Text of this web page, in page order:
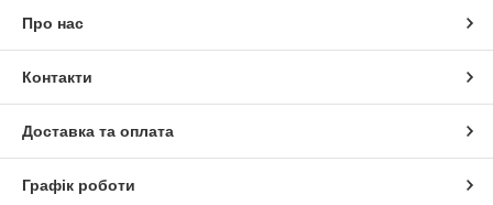
Про нас
Контакти
Доставка та оплата
Графік роботи